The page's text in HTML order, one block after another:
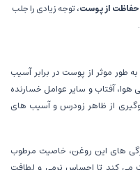
حفاظت از پوست، توجه زیادی را جلب
طور موثر از پوست در برابر آسیب
آفتاب و سایر عوامل خسارنده
از ظاهر زودرس و آسیب های
های این روغن، خاصیت مرطوب